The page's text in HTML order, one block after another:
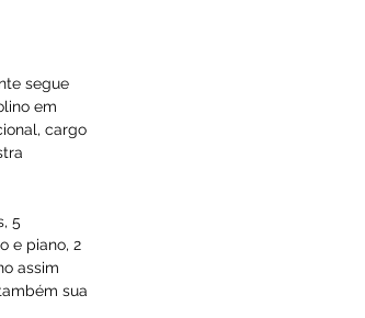
obra Maria, sobre
coro (1941), duas sonatas
"doloras" foi inspirado
melancólico. Através de